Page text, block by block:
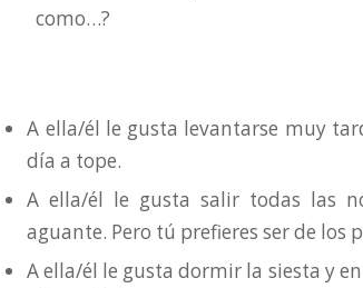
como…?
A ella/él le gusta levantarse muy
día a tope.
A ella/él le gusta salir todas las
aguante. Pero tú prefieres ser de los
A ella/él le gusta dormir la siesta y